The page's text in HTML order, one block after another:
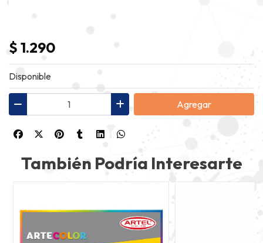
$ 1.290
Disponible
Agregar
También Podría Interesarte